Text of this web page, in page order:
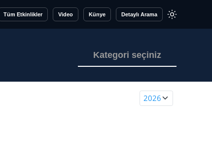
Tüm Etkinlikler Video Künye Detaylı Arama
Kategori seçiniz